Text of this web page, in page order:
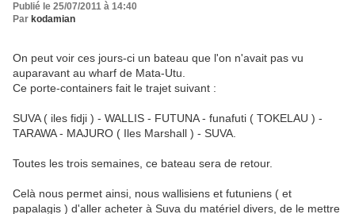
Publié le 25/07/2011 à 14:40
Par kodamian
On peut voir ces jours-ci un bateau que l'on n'avait pas vu
auparavant au wharf de Mata-Utu.
Ce porte-containers fait le trajet suivant :
SUVA ( iles fidji ) - WALLIS - FUTUNA - funafuti ( TOKELAU ) -
TARAWA - MAJURO ( Iles Marshall ) - SUVA.
Toutes les trois semaines, ce bateau sera de retour.
Celà nous permet ainsi, nous wallisiens et futuniens ( et
papalagis ) d'aller acheter à Suva du matériel divers, de le mettre